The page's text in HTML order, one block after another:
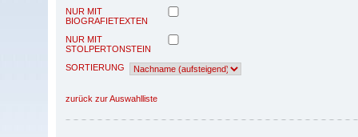
NUR MIT
BIOGRAFIETEXTEN
NUR MIT
STOLPERTONSTEIN
SORTIERUNG
zurück zur Auswahlliste